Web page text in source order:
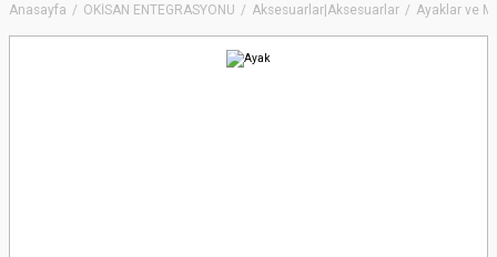
Anasayfa OKİSAN ENTEGRASYONU Aksesuarlar|Aksesuarlar Ayaklar ve